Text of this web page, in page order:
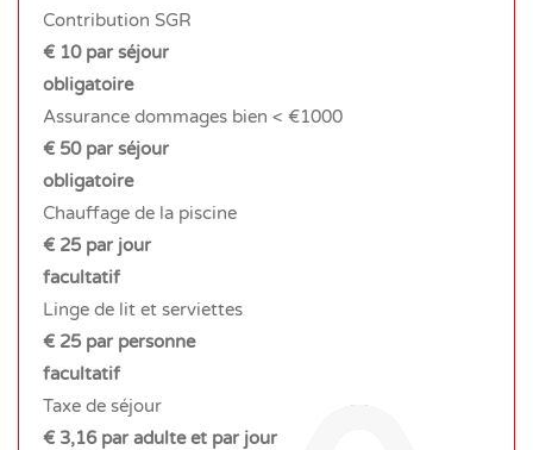
Contribution SGR
€ 10 par séjour
obligatoire
Assurance dommages bien < €1000
€ 50 par séjour
obligatoire
Chauffage de la piscine
€ 25 par jour
facultatif
Linge de lit et serviettes
€ 25 par personne
facultatif
Taxe de séjour
€ 3,16 par adulte et par jour